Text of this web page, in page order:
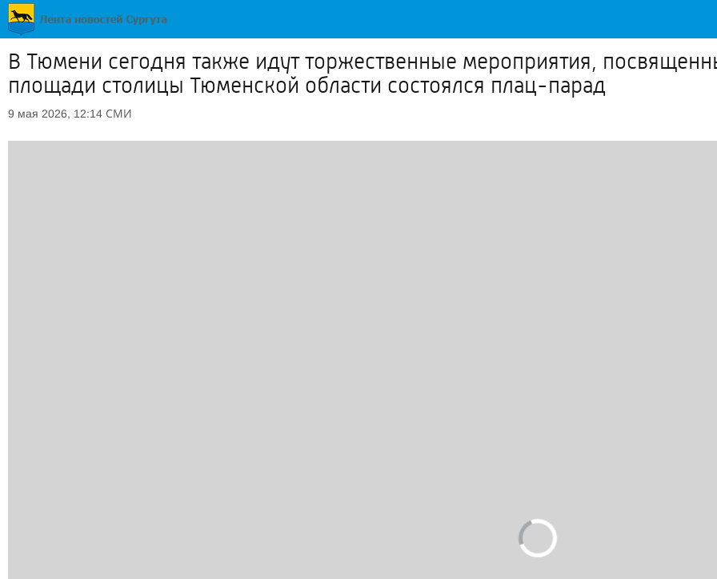
В Тюмени сегодня также идут торжественные мероприятия,
площади столицы Тюменской области состоялся плац-парад
9 мая 2026, 12:14 СМИ